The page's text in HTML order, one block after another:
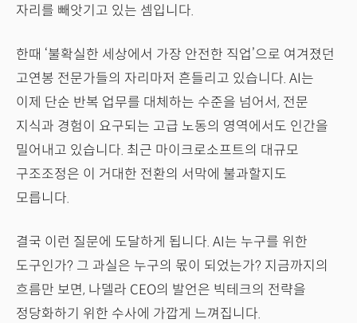
자리를 빼앗기고 있는 셈입니다.
한때 ‘불확실한 세상에서 가장 안전한 직업’으로 여겨졌던
고연봉 전문가들의 자리마저 흔들리고 있습니다. AI는
이제 단순 반복 업무를 대체하는 수준을 넘어서, 전문
지식과 경험이 요구되는 고급 노동의 영역에서도 인간을
밀어내고 있습니다. 최근 마이크로소프트의 대규모
구조조정은 이 거대한 전환의 서막에 불과할지도
모릅니다.
결국 이런 질문에 도달하게 됩니다. AI는 누구를 위한
도구인가? 그 과실은 누구의 몫이 되었는가? 지금까지의
흐름만 보면, 나델라 CEO의 발언은 빅테크의 전략을
정당화하기 위한 수사에 가깝게 느껴집니다.